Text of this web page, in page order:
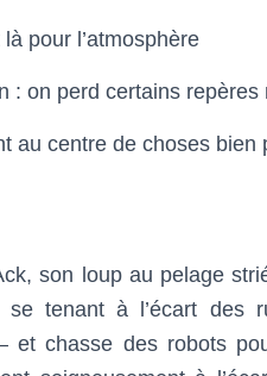
pour l’atmosphère
on perd certains repères
au centre de choses bien
son loup au pelage
tenant à l’écart des
et chasse des robots